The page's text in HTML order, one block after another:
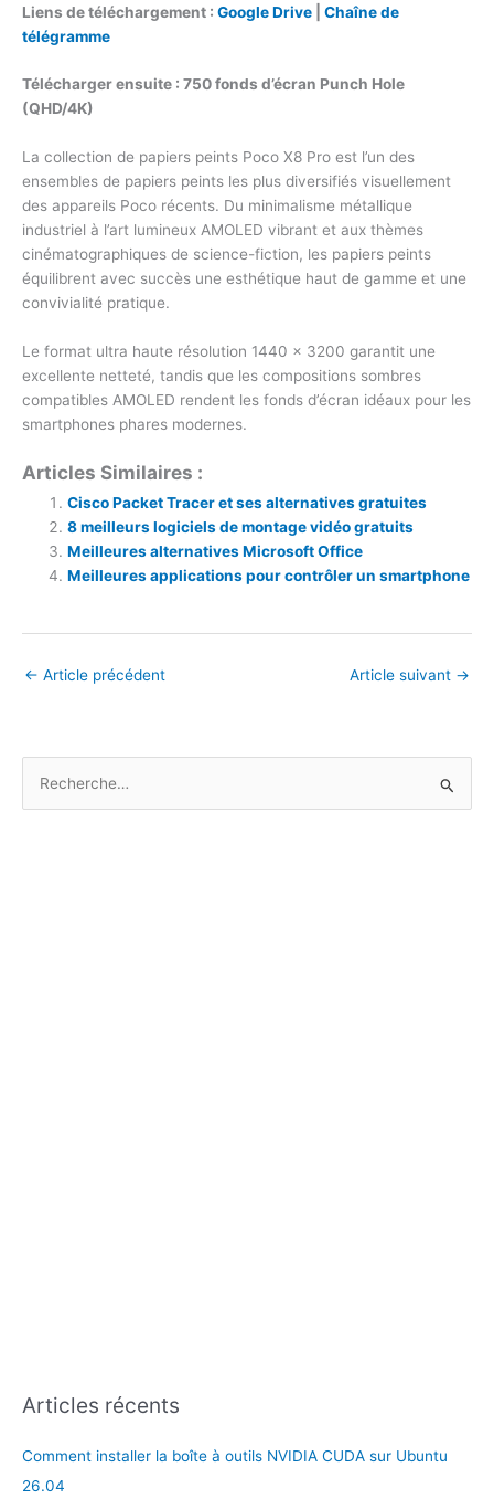
Liens de téléchargement : Google Drive
Chaîne de
télégramme
Télécharger ensuite : 750 fonds d’écran Punch Hole
(QHD/4K)
La collection de papiers peints Poco X8 Pro est l’un des
ensembles de papiers peints les plus diversifiés visuellement
des appareils Poco récents. Du minimalisme métallique
industriel à l’art lumineux AMOLED vibrant et aux thèmes
cinématographiques de science-fiction, les papiers peints
équilibrent avec succès une esthétique haut de gamme et une
convivialité pratique.
Le format ultra haute résolution 1440 × 3200 garantit une
excellente netteté, tandis que les compositions sombres
compatibles AMOLED rendent les fonds d’écran idéaux pour les
smartphones phares modernes.
Articles Similaires :
Cisco Packet Tracer et ses alternatives gratuites
8 meilleurs logiciels de montage vidéo gratuits
Meilleures alternatives Microsoft Office
Meilleures applications pour contrôler un smartphone
← Article précédent Article suivant →
Articles récents
Comment installer la boîte à outils NVIDIA CUDA sur Ubuntu
26.04